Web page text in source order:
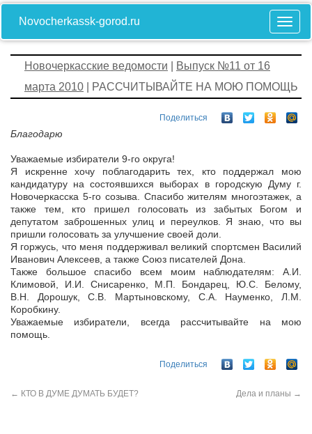
Novocherkassk-gorod.ru
Новочеркасские ведомости
Выпуск №11 от 16
марта 2010 | РАССЧИТЫВАЙТЕ НА МОЮ ПОМОЩЬ
Поделиться
Благодарю
Уважаемые избиратели 9-го округа!
Я искренне хочу поблагодарить тех, кто поддержал мою
кандидатуру на состоявшихся выборах в городскую Думу г.
Новочеркасска 5-го созыва. Спасибо жителям многоэтажек, а
также тем, кто пришел голосовать из забытых Богом и
депутатом заброшенных улиц и переулков. Я знаю, что вы
пришли голосовать за улучшение своей доли.
Я горжусь, что меня поддерживал великий спортсмен Василий
Иванович Алексеев, а также Союз писателей Дона.
Также большое спасибо всем моим наблюдателям: А.И.
Климовой, И.И. Снисаренко, М.П. Бондарец, Ю.С. Белому,
В.Н. Дорошук, С.В. Мартыновскому, С.А. Науменко, Л.М.
Коробкину.
Уважаемые избиратели, всегда рассчитывайте на мою
помощь.
Поделиться
← КТО В ДУМЕ ДУМАТЬ БУДЕТ? Дела и планы →